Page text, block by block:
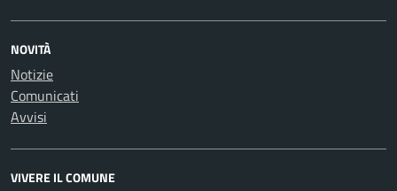
NOVITÀ
Notizie
Comunicati
Avvisi
VIVERE IL COMUNE